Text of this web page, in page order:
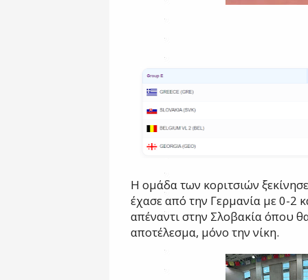
H ομάδα των κοριτσιών
έχασε από την Γερμανία με 0-2
απέναντι στην Σλοβακία όπου
αποτέλεσμα, μόνο την νίκη.